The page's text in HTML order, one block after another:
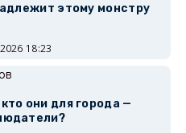
этому монстру
18:23
они для города —